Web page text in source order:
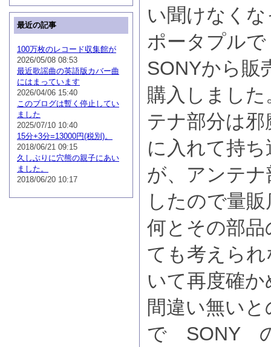
い聞けなく
ポータプル
SONYから販
購入しまし
テナ部分は
に入れて持
が、アンテ
したので量
何とその部
ても考えら
いて再度確
間違い無い
で SONY
最近の記事
100万枚のレコード収集館が
2026/05/08 08:53
最近歌謡曲の英語版カバー曲
にはまっています
2026/04/06 15:40
このブログは暫く停止してい
ました
2025/07/10 10:40
15分+3分=13000円(税別)。
2018/06/21 09:15
久しぶりに穴熊の親子にあい
ました。
2018/06/20 10:17